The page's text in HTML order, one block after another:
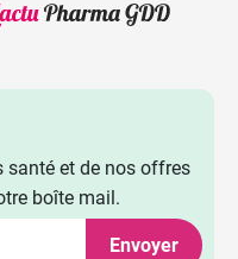
santé et de nos offres
boîte mail.
Envoyer